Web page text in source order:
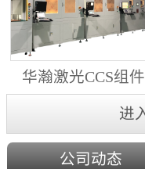
华瀚激光CCS组
动生产线（横向
进
公司动态